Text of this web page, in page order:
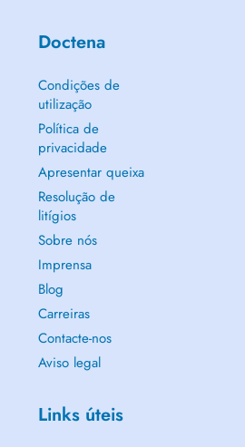
Doctena
Condições de
utilização
Política de
privacidade
Apresentar queixa
Resolução de
litígios
Sobre nós
Imprensa
Blog
Carreiras
Contacte-nos
Aviso legal
Links úteis